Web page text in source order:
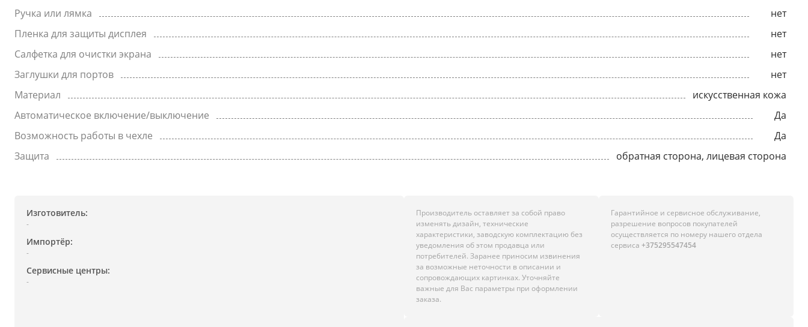
Ручка или лямка
нет
Пленка для защиты дисплея
нет
Салфетка для очистки экрана
нет
Заглушки для портов
нет
Материал
искусственная кожа
Автоматическое включение/выключение
Да
Возможность работы в чехле
Да
Защита
обратная сторона, лицевая сторона
Изготовитель:
-
Импортёр:
-
Сервисные центры:
-
Производитель оставляет за собой право
изменять дизайн, технические
характеристики, заводскую комплектацию без
уведомления об этом продавца или
потребителей. Заранее приносим извинения
за возможные неточности в описании и
сопровождающих картинках. Уточняйте
важные для Вас параметры при оформлении
заказа.
Гарантийное и сервисное обслуживание,
разрешение вопросов покупателей
осуществляется по номеру нашего отдела
сервиса +375295547454